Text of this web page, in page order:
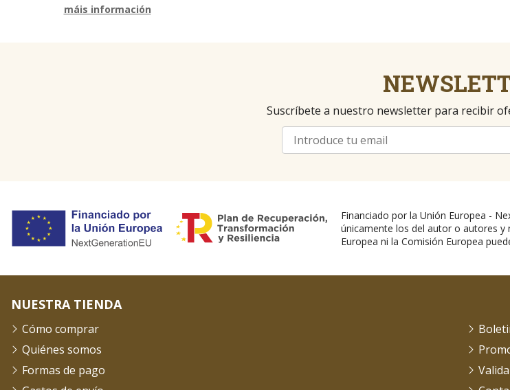
máis información
Suscríbete a nuestro newsletter para recibir
Financiado por la Unión Europea -
únicamente los del autor o autores y
Europea ni la Comisión Europea
NUESTRA TIENDA
Cómo comprar
Quiénes somos
Formas de pago